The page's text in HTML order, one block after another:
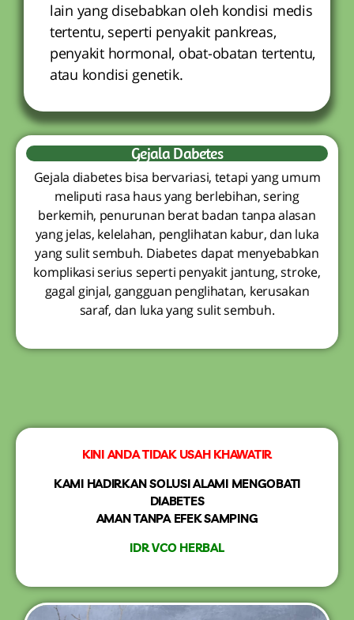
lain yang disebabkan oleh kondisi medis
tertentu, seperti penyakit pankreas,
penyakit hormonal, obat-obatan tertentu,
atau kondisi genetik.
Gejala Dabetes
Gejala diabetes bisa bervariasi, tetapi yang umum
meliputi rasa haus yang berlebihan, sering
berkemih, penurunan berat badan tanpa alasan
yang jelas, kelelahan, penglihatan kabur, dan luka
yang sulit sembuh. Diabetes dapat menyebabkan
komplikasi serius seperti penyakit jantung, stroke,
gagal ginjal, gangguan penglihatan, kerusakan
saraf, dan luka yang sulit sembuh.
KINI ANDA TIDAK USAH KHAWATIR
KAMI HADIRKAN SOLUSI ALAMI MENGOBATI
DIABETES
AMAN TANPA EFEK SAMPING
IDR VCO HERBAL